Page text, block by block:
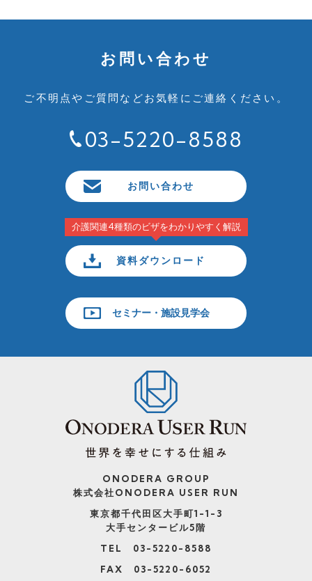
お問い合わせ
ご不明点やご質問などお気軽にご連絡ください。
03-5220-8588
お問い合わせ
介護関連4種類のビザをわかりやすく解説
資料ダウンロード
セミナー・施設見学会
ONODERA GROUP
株式会社ONODERA USER RUN
東京都千代田区大手町1-1-3
大手センタービル5階
TEL 03-5220-8588
FAX 03-5220-6052